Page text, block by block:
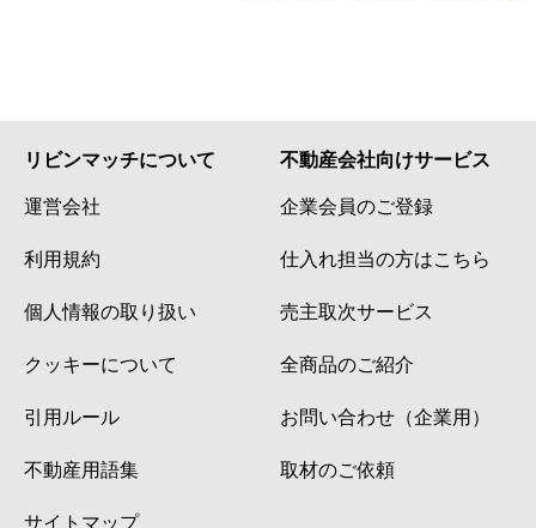
リビンマッチについて
運営会社
利用規約
個人情報の取り扱い
クッキーについて
引用ルール
不動産用語集
サイトマップ
不動産会社向けサービス
企業会員のご登録
仕入れ担当の方はこちら
売主取次サービス
全商品のご紹介
お問い合わせ（企業用）
取材のご依頼